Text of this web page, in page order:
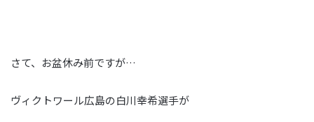
さて、お盆休み前ですが…
ヴィクトワール広島の白川幸希選手が